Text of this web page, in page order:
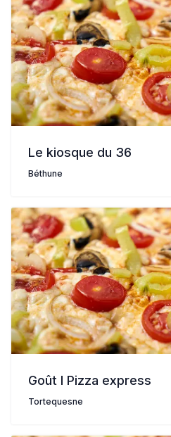
Le kiosque du 36
Béthune
Goût I Pizza express
Tortequesne